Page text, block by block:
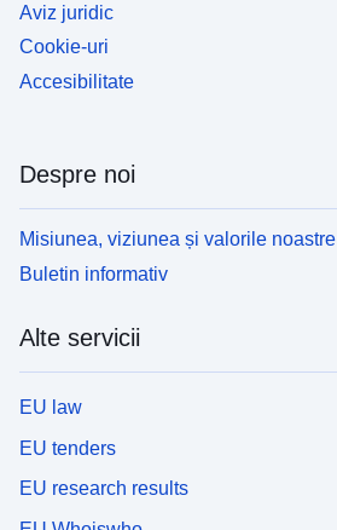
Aviz juridic
Cookie-uri
Accesibilitate
Despre noi
Misiunea, viziunea și valorile noastre
Buletin informativ
Alte servicii
EU law
EU tenders
EU research results